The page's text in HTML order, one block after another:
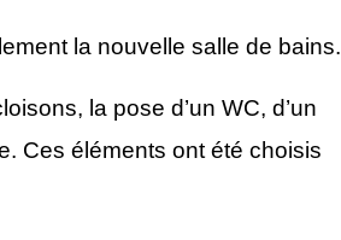
la nouvelle salle de bains.
la pose d’un WC, d’un
Ces éléments ont été choisis